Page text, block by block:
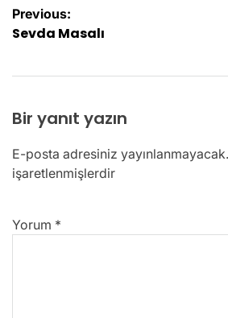
Yazı
gezinmesi
Previous:
Sevda Masalı
Bir yanıt yazın
E-posta adresiniz yayınlanmayacak.
işaretlenmişlerdir
Yorum *